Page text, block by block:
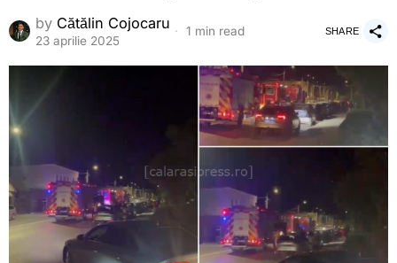
by Cătălin Cojocaru
23 aprilie 2025
1 min read SHARE